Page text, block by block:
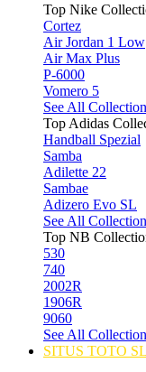
Top Nike
Cortez
Air Jordan 1 Low
Air Max Plus
P-6000
Vomero 5
See All
Top Adidas
Handball Spezial
Samba
Adilette 22
Sambae
Adizero Evo SL
See All
Top NB
530
740
2002R
1906R
9060
See All
SITUS TOTO